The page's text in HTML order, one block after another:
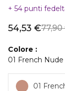
54 punti
54,53 €
Colore
01 French Nude
01